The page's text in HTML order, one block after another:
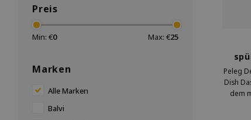
Preis
Min: €0 Max: €25
Marken
Alle Marken
Balvi
Peleg
Dish
dem